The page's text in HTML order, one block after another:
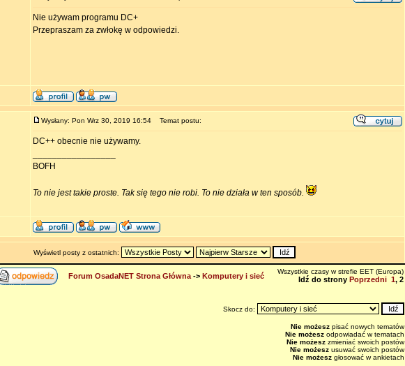
Nie używam programu DC+
Przepraszam za zwłokę w odpowiedzi.
Wysłany: Pon Wrz 30, 2019 16:54 Temat postu:
DC++ obecnie nie używamy.
BOFH
To nie jest takie proste. Tak się tego nie robi. To nie działa w ten sposób.
Wyświetl posty z ostatnich:
Forum OsadaNET Strona Główna-> Komputery i sieć
Wszystkie czasy w strefie EET (Europa)
Idź do strony Poprzedni 1, 2
Skocz do:
Nie możeszpisać nowych tematów
Nie możeszodpowiadać w tematach
Nie możeszzmieniać swoich postów
Nie możeszusuwać swoich postów
Nie możeszgłosować w ankietach